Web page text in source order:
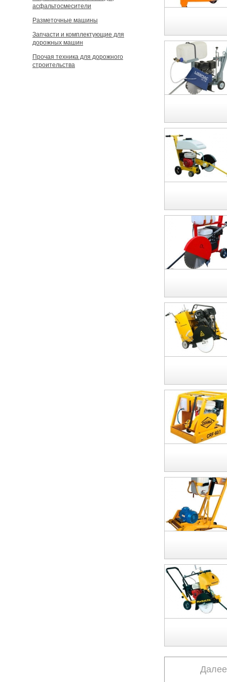
асфальтосмесители
Разметочные машины
Запчасти и комплектующие для
дорожных машин
Прочая техника для дорожного
строительства
Далее